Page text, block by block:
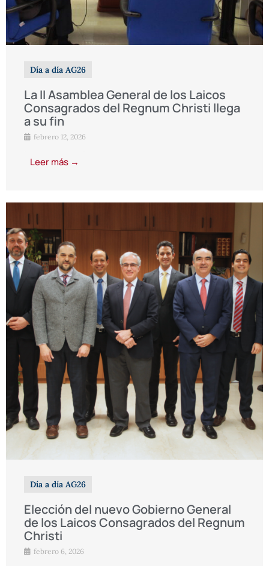
Día a día AG26
La II Asamblea General de los Laicos
Consagrados del Regnum Christi llega
a su fin
febrero 12, 2026
Leer más →
Día a día AG26
Elección del nuevo Gobierno General
de los Laicos Consagrados del Regnum
Christi
febrero 6, 2026